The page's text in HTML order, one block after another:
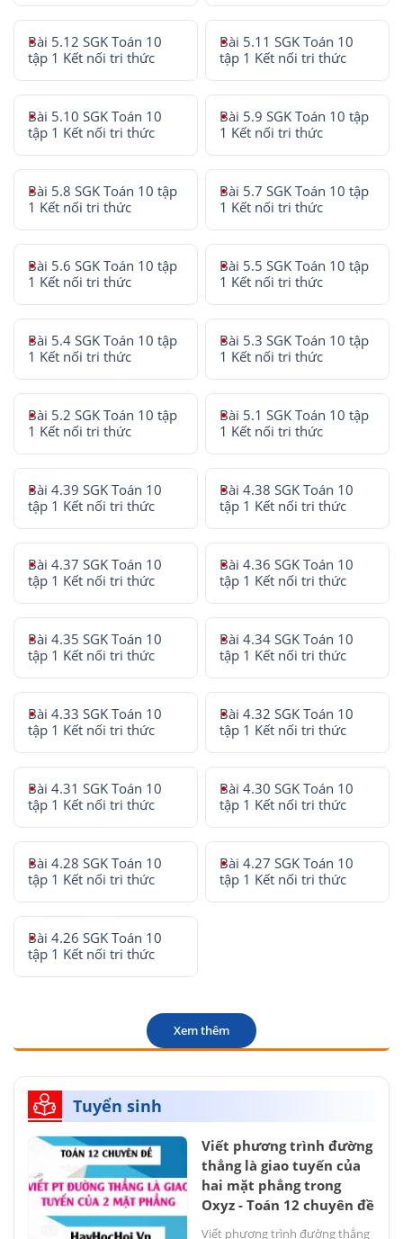
Bài 5.12 SGK Toán 10
tập 1 Kết nối tri thức
Bài 5.11 SGK Toán 10
tập 1 Kết nối tri thức
Bài 5.10 SGK Toán 10
tập 1 Kết nối tri thức
Bài 5.9 SGK Toán 10 tập
1 Kết nối tri thức
Bài 5.8 SGK Toán 10 tập
1 Kết nối tri thức
Bài 5.7 SGK Toán 10 tập
1 Kết nối tri thức
Bài 5.6 SGK Toán 10 tập
1 Kết nối tri thức
Bài 5.5 SGK Toán 10 tập
1 Kết nối tri thức
Bài 5.4 SGK Toán 10 tập
1 Kết nối tri thức
Bài 5.3 SGK Toán 10 tập
1 Kết nối tri thức
Bài 5.2 SGK Toán 10 tập
1 Kết nối tri thức
Bài 5.1 SGK Toán 10 tập
1 Kết nối tri thức
Bài 4.39 SGK Toán 10
tập 1 Kết nối tri thức
Bài 4.38 SGK Toán 10
tập 1 Kết nối tri thức
Bài 4.37 SGK Toán 10
tập 1 Kết nối tri thức
Bài 4.36 SGK Toán 10
tập 1 Kết nối tri thức
Bài 4.35 SGK Toán 10
tập 1 Kết nối tri thức
Bài 4.34 SGK Toán 10
tập 1 Kết nối tri thức
Bài 4.33 SGK Toán 10
tập 1 Kết nối tri thức
Bài 4.32 SGK Toán 10
tập 1 Kết nối tri thức
Bài 4.31 SGK Toán 10
tập 1 Kết nối tri thức
Bài 4.30 SGK Toán 10
tập 1 Kết nối tri thức
Bài 4.28 SGK Toán 10
tập 1 Kết nối tri thức
Bài 4.27 SGK Toán 10
tập 1 Kết nối tri thức
Bài 4.26 SGK Toán 10
tập 1 Kết nối tri thức
Xem thêm
Tuyển sinh
Viết phương trình đường
thẳng là giao tuyến của
hai mặt phẳng trong
Oxyz - Toán 12 chuyên đề
Viết phương trình đường thẳng